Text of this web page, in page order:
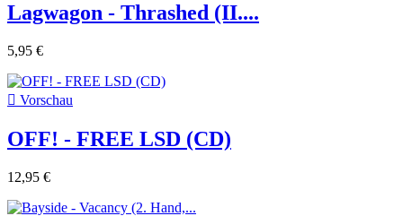
Lagwagon - Thrashed (II....
5,95 €
 Vorschau
OFF! - FREE LSD (CD)
12,95 €